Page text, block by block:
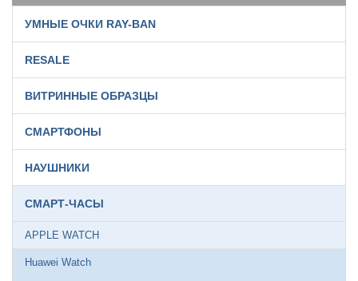
УМНЫЕ ОЧКИ RAY-BAN
RESALE
ВИТРИННЫЕ ОБРАЗЦЫ
СМАРТФОНЫ
НАУШНИКИ
СМАРТ-ЧАСЫ
APPLE WATCH
Huawei Watch